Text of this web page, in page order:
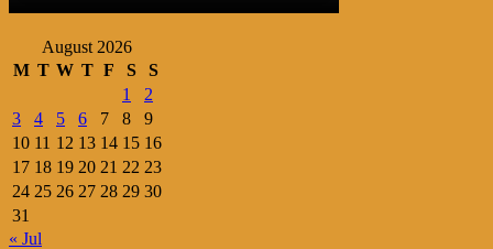
August 2026
M T W T F S
S
1
2
3
4 5 6 7 8
9
10 11 12 13 14 15 16
17 18 19 20 21 22 23
24 25 26 27 28 29 30
31
« Jul